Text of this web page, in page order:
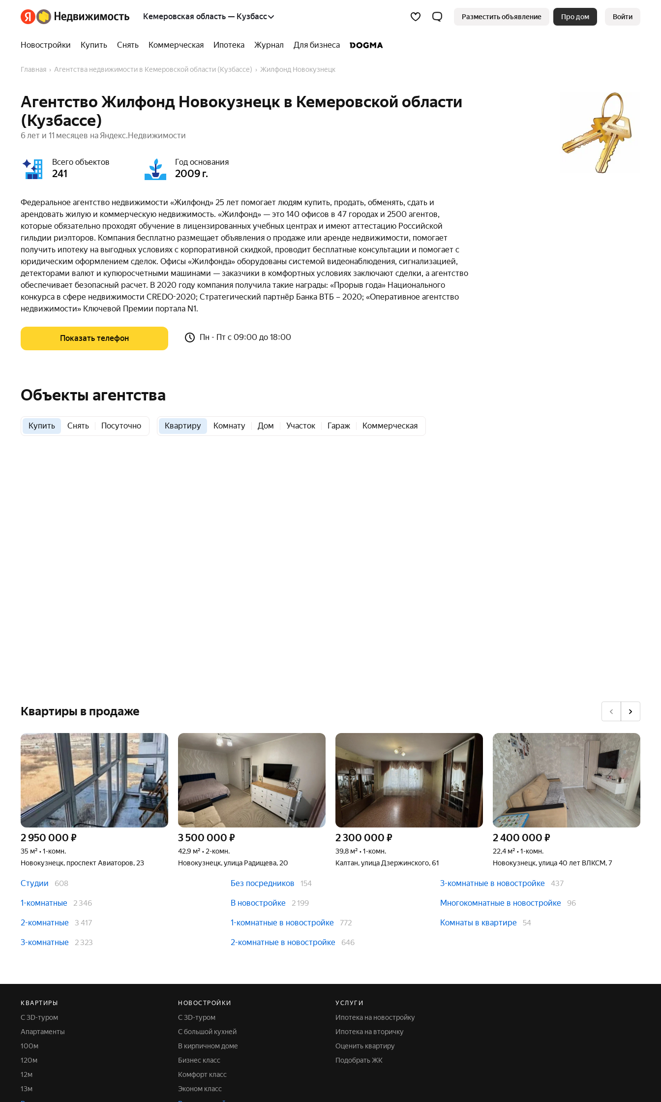
Кемеровская область — Кузбасс Разместить объявление Про дом Войти
Новостройки Купить Снять Коммерческая Ипотека Журнал Для бизнеса
Главная Агентства недвижимости в Кемеровской области (Кузбассе) Жилфонд Новокузнецк
Агентство Жилфонд Новокузнецк в Кемеровской области
(Кузбассе)
6 лет и 11 месяцев на Яндекс.Недвижимости
Всего объектов
241
Год основания
2009 г.
Федеральное агентство недвижимости «Жилфонд» 25 лет помогает людям купить, продать, обменять, сдать и
арендовать жилую и коммерческую недвижимость. «Жилфонд» — это 140 офисов в 47 городах и 2500 агентов,
которые обязательно проходят обучение в лицензированных учебных центрах и имеют аттестацию Российской
гильдии риэлторов. Компания бесплатно размещает объявления о продаже или аренде недвижимости, помогает
получить ипотеку на выгодных условиях с корпоративной скидкой, проводит бесплатные консультации и помогает с
юридическим оформлением сделок. Офисы «Жилфонда» оборудованы системой видеонаблюдения, сигнализацией,
детекторами валют и купюросчетными машинами — заказчики в комфортных условиях заключают сделки, а агентство
обеспечивает безопасный расчет. В 2020 году компания получила такие награды: «Прорыв года» Национального
конкурса в сфере недвижимости CREDO-2020; Стратегический партнёр Банка ВТБ – 2020; «Оперативное агентство
недвижимости» Ключевой Премии портала N1.
Показать телефон Пн - Пт с 09:00 до 18:00
Объекты агентства
Купить Снять Посуточно Квартиру Комнату Дом Участок Гараж Коммерческая
Квартиры в продаже
2 950 000 ₽
35 м² • 1-комн.
Новокузнецк, проспект Авиаторов, 23
3 500 000 ₽
42,9 м² • 2-комн.
Новокузнецк, улица Радищева, 20
2 300 000 ₽
39,8 м² • 1-комн.
Калтан, улица Дзержинского, 61
2 400 000 ₽
22,4 м² • 1-комн.
Новокузнецк, улица 40 лет ВЛКСМ, 7
Студии 608
1-комнатные 2 346
2-комнатные 3 417
3-комнатные 2 323
Без посредников 154
В новостройке 2 199
1-комнатные в новостройке 772
2-комнатные в новостройке 646
3-комнатные в новостройке 437
Многокомнатные в новостройке 96
Комнаты в квартире 54
КВАРТИРЫ
С 3D-туром
Апартаменты
100м
120м
12м
13м
НОВОСТРОЙКИ
С 3D-туром
С большой кухней
В кирпичном доме
Бизнес класс
Комфорт класс
Эконом класс
УСЛУГИ
Ипотека на новостройку
Ипотека на вторичку
Оценить квартиру
Подобрать ЖК